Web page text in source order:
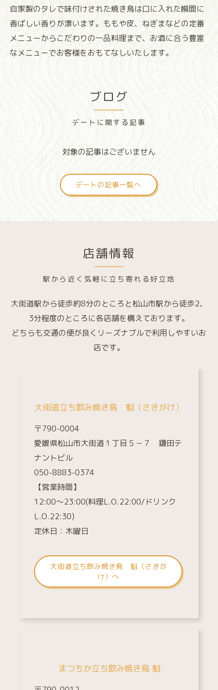
自家製のタレで味付けされた焼き鳥は口に入れた瞬間に
香ばしい香りが漂います。ももや皮、ねぎまなどの定番
メニューからこだわりの一品料理まで、お酒に合う豊富
なメニューでお客様をおもてなしいたします。
ブログ
デートに関する記事
対象の記事はございません
デートの記事一覧へ
駅から近く気軽に立ち寄れる好立地
店舗情報
大街道駅から徒歩約8分のところと松山市駅から徒歩2、
3分程度のところに各店舗を構えております。
どちらも交通の便が良くリーズナブルで利用しやすいお
店です。
大街道立ち飲み焼き鳥 魁（さきがけ）
〒790-0004
愛媛県松山市大街道１丁目５－７ 鎌田テ
ナントビル
050-8883-0374
【営業時間】
12:00～23:00(料理L.O.22:00/ドリンク
L.O.22:30)
定休日：木曜日
大街道立ち飲み焼き鳥 魁（さきが
け）へ
まつちか立ち飲み焼き鳥 魁